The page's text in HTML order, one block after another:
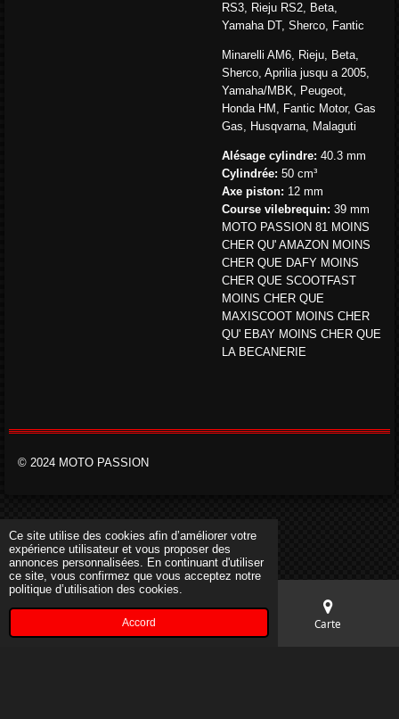
Ce site utilise des cookies afin d’améliorer votre
expérience utilisateur et vous proposer des
annonces personnalisées. En continuant d'utiliser
ce site, vous confirmez que vous acceptez notre
politique d’utilisation des cookies.
Accord
RS3, Rieju RS2, Beta,
Yamaha DT, Sherco, Fantic
Minarelli AM6, Rieju, Beta,
Sherco, Aprilia jusqu a 2005,
Yamaha/MBK, Peugeot,
Honda HM, Fantic Motor, Gas
Gas, Husqvarna, Malaguti
Alésage cylindre: 40.3 mm
Cylindrée: 50 cm³
Axe piston: 12 mm
Course vilebrequin: 39 mm
MOTO PASSION 81 MOINS
CHER QU' AMAZON MOINS
CHER QUE DAFY MOINS
CHER QUE SCOOTFAST
MOINS CHER QUE
MAXISCOOT MOINS CHER
QU' EBAY MOINS CHER QUE
LA BECANERIE
© 2024 MOTO PASSION
Carte